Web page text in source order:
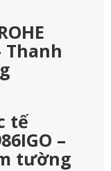
Thanh
tế
–
tường